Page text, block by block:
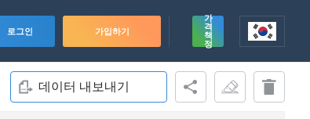
로그인 가입하기
가
격
책
정
데이터 내보내기